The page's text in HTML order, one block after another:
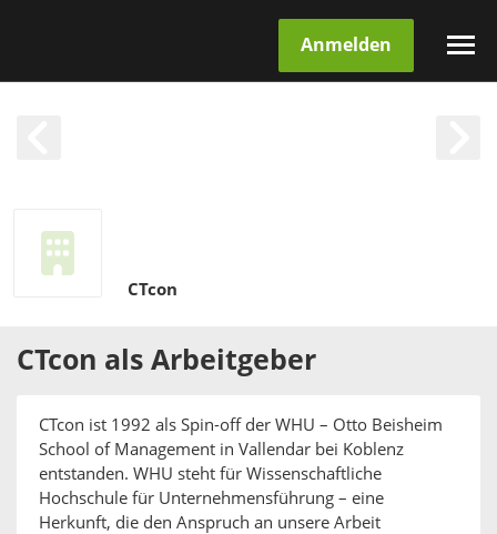
Anmelden
CTcon
CTcon als Arbeitgeber
CTcon ist 1992 als Spin-off der WHU – Otto Beisheim
School of Management in Vallendar bei Koblenz
entstanden. WHU steht für Wissenschaftliche
Hochschule für Unternehmensführung – eine
Herkunft, die den Anspruch an unsere Arbeit